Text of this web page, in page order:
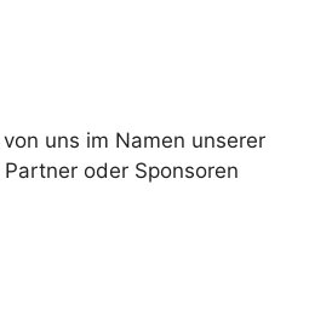
uns im Namen unserer
oder Sponsoren